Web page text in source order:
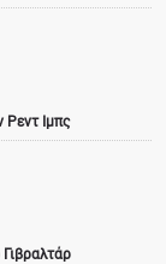
Ρεντ Ιμπς